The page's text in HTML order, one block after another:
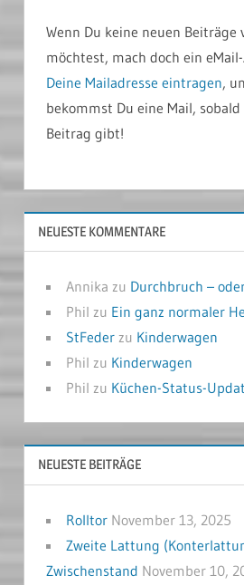
Wenn Du keine neuen Beiträge
möchtest, mach doch ein
Deine Mailadresse eintragen,
bekommst Du eine Mail,
Beitrag gibt!
NEUESTE KOMMENTARE
Annika zu Durchbruch –
Phil zu Ein ganz normaler
StFederzu Kinderwagen
Phil zu Kinderwagen
Phil zu Küchen-Status-
NEUESTE BEITRÄGE
Rolltor November 13, 2025
Zweite Lattung
Zwischenstand November 10,